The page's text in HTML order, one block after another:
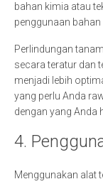
bahan kimia atau
penggunaan bahan
Perlindungan
secara teratur dan
menjadi lebih
yang perlu Anda
dengan yang Anda
4.
Menggunakan alat